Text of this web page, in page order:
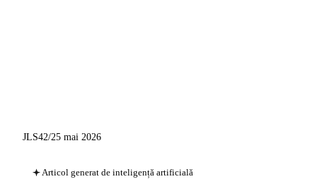
JLS42/25 mai 2026
Articol generat de inteligență artificială